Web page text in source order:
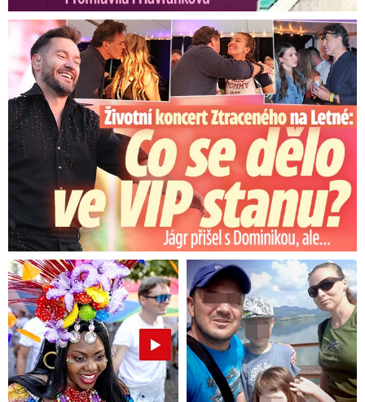
Koncert Ztraceného na Letné: Jágr přišel s Dominikou, ale...